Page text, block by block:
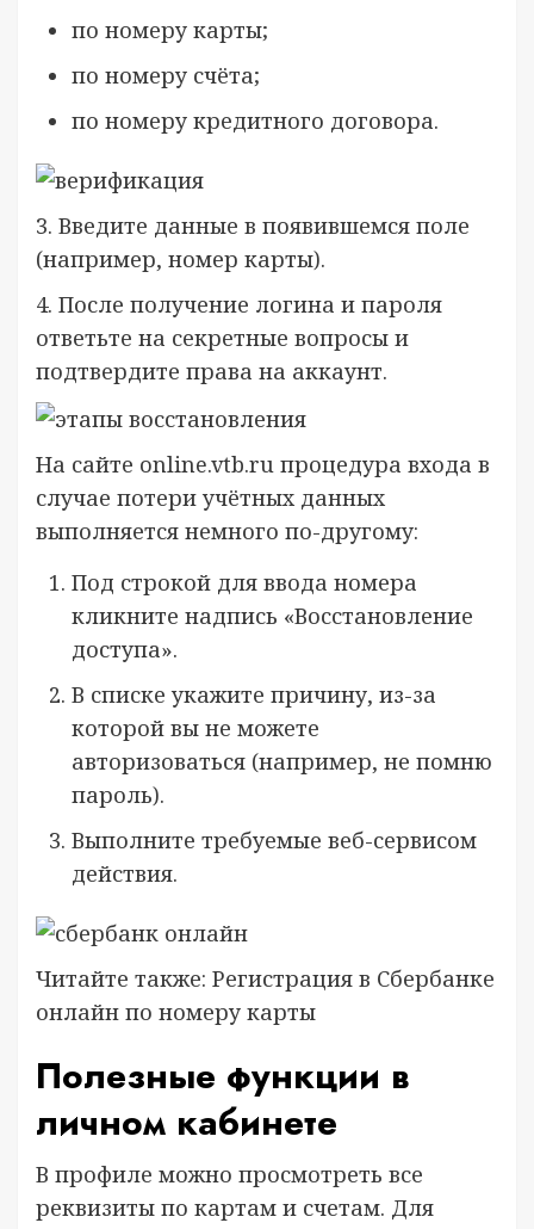
по номеру карты;
по номеру счёта;
по номеру кредитного договора.
3. Введите данные в появившемся поле
(например, номер карты).
4. После получение логина и пароля
ответьте на секретные вопросы и
подтвердите права на аккаунт.
На сайте online.vtb.ru процедура входа в
случае потери учётных данных
выполняется немного по-другому:
Под строкой для ввода номера
кликните надпись «Восстановление
доступа».
В списке укажите причину, из-за
которой вы не можете
авторизоваться (например, не помню
пароль).
Выполните требуемые веб-сервисом
действия.
Читайте также: Регистрация в Сбербанке
онлайн по номеру карты
Полезные функции в
личном кабинете
В профиле можно просмотреть все
реквизиты по картам и счетам. Для